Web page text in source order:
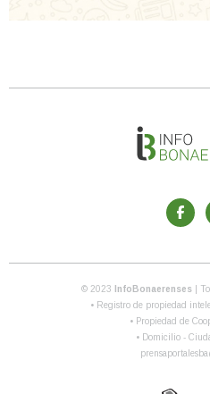
© 2023 InfoBonaerenses
|
• Registro de propiedad
• Propiedad de
• Domicilio -